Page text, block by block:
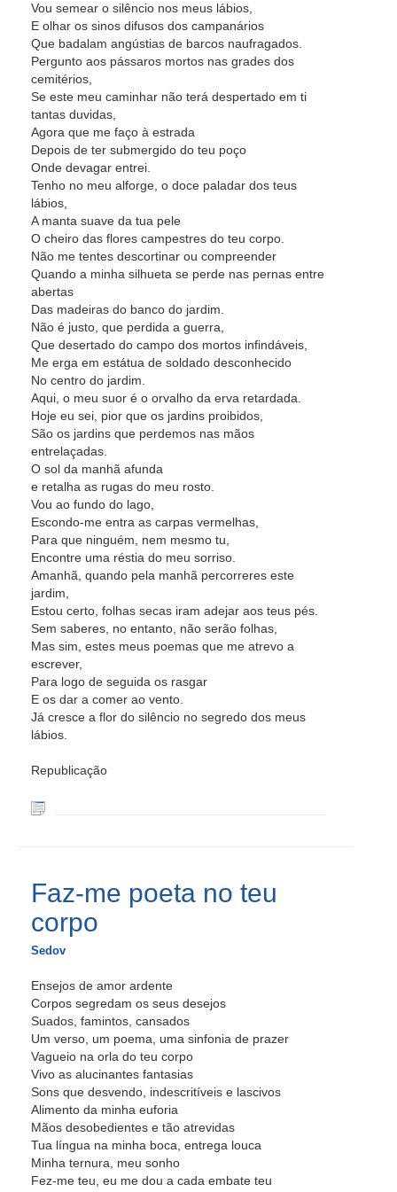
Vou semear o silêncio nos meus lábios,
E olhar os sinos difusos dos campanários
Que badalam angústias de barcos naufragados.
Pergunto aos pássaros mortos nas grades dos
cemitérios,
Se este meu caminhar não terá despertado em ti
tantas duvidas,
Agora que me faço à estrada
Depois de ter submergido do teu poço
Onde devagar entrei.
Tenho no meu alforge, o doce paladar dos teus
lábios,
A manta suave da tua pele
O cheiro das flores campestres do teu corpo.
Não me tentes descortinar ou compreender
Quando a minha silhueta se perde nas pernas entre
abertas
Das madeiras do banco do jardim.
Não é justo, que perdida a guerra,
Que desertado do campo dos mortos infindáveis,
Me erga em estátua de soldado desconhecido
No centro do jardim.
Aqui, o meu suor é o orvalho da erva retardada.
Hoje eu sei, pior que os jardins proibidos,
São os jardins que perdemos nas mãos
entrelaçadas.
O sol da manhã afunda
e retalha as rugas do meu rosto.
Vou ao fundo do lago,
Escondo-me entra as carpas vermelhas,
Para que ninguém, nem mesmo tu,
Encontre uma réstia do meu sorriso.
Amanhã, quando pela manhã percorreres este
jardim,
Estou certo, folhas secas iram adejar aos teus pés.
Sem saberes, no entanto, não serão folhas,
Mas sim, estes meus poemas que me atrevo a
escrever,
Para logo de seguida os rasgar
E os dar a comer ao vento.
Já cresce a flor do silêncio no segredo dos meus
lábios.
Republicação
Faz-me poeta no teu
corpo
Sedov
Ensejos de amor ardente
Corpos segredam os seus desejos
Suados, famintos, cansados
Um verso, um poema, uma sinfonia de prazer
Vagueio na orla do teu corpo
Vivo as alucinantes fantasias
Sons que desvendo, indescritíveis e lascivos
Alimento da minha euforia
Mãos desobedientes e tão atrevidas
Tua língua na minha boca, entrega louca
Minha ternura, meu sonho
Fez-me teu, eu me dou a cada embate teu